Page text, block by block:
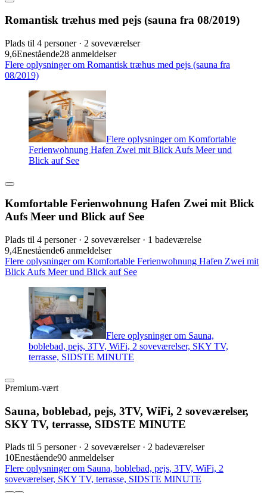
Romantisk træhus med pejs (sauna fra 08/2019)
Plads til 4 personer · 2 soveværelser
9,6Enestående28 anmeldelser
Flere oplysninger om Romantisk træhus med pejs (sauna fra
08/2019)
Flere oplysninger om Komfortable
Ferienwohnung Hafen Zwei mit Blick Aufs Meer und
Blick auf See
Komfortable Ferienwohnung Hafen Zwei mit Blick
Aufs Meer und Blick auf See
Plads til 4 personer · 2 soveværelser · 1 badeværelse
9,4Enestående6 anmeldelser
Flere oplysninger om Komfortable Ferienwohnung Hafen Zwei mit
Blick Aufs Meer und Blick auf See
Flere oplysninger om Sauna,
boblebad, pejs, 3TV, WiFi, 2 soveværelser, SKY TV,
terrasse, SIDSTE MINUTE
Premium-vært
Sauna, boblebad, pejs, 3TV, WiFi, 2 soveværelser,
SKY TV, terrasse, SIDSTE MINUTE
Plads til 5 personer · 2 soveværelser · 2 badeværelser
10Enestående90 anmeldelser
Flere oplysninger om Sauna, boblebad, pejs, 3TV, WiFi, 2
soveværelser, SKY TV, terrasse, SIDSTE MINUTE